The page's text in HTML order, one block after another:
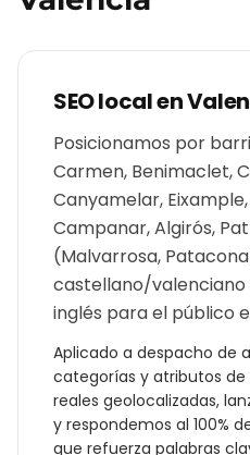
SEO local en
Posicionamos por
Carmen, Benimaclet,
Canyamelar,
Campanar, Algirós,
(Malvarrosa,
castellano/valenciano
inglés para el público
Aplicado a despacho de
categorías y atributos
reales geolocalizadas,
y respondemos al 100%
que refuerza palabras